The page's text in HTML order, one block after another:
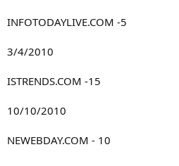
INFOTODAYLIVE.COM -5
3/4/2010
ISTRENDS.COM -15
10/10/2010
NEWEBDAY.COM - 10